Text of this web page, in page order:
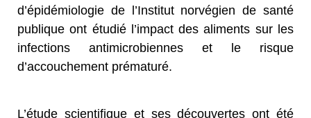
d’épidémiologie de l’Institut norvégien de santé
publique ont étudié l’impact des aliments sur les
infections antimicrobiennes et le risque
d’accouchement prématuré.
L’étude scientifique et ses découvertes ont été